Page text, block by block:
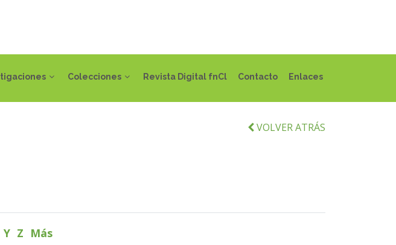
Colecciones Revista Digital fnCl Contacto Enlaces
VOLVER ATRÁS
Y Z Más